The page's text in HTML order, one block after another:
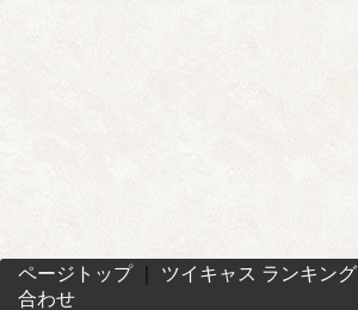
ページトップ｜ ツイキャス ランキング
合わせ